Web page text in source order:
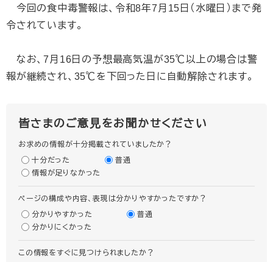
今回の食中毒警報は、令和8年7月15日（水曜日）まで発
令されています。
なお、7月16日の予想最高気温が35℃以上の場合は警
報が継続され、35℃を下回った日に自動解除されます。
皆さまのご意見をお聞かせください
お求めの情報が十分掲載されていましたか？
十分だった
普通
情報が足りなかった
ページの構成や内容、表現は分かりやすかったですか？
分かりやすかった
普通
分かりにくかった
この情報をすぐに見つけられましたか？